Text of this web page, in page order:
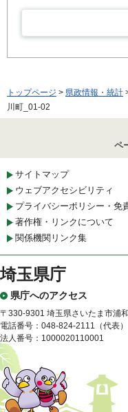
トップページ > 県政情報・統計
川町_01-02
ペ
サイトマップ
ウェブアクセシビリティ
プライバシーポリシー・免
著作権・リンクについて
関係機関リンク集
埼玉県庁
県庁へのアクセス
〒330-9301 埼玉県さいたま市浦
電話番号：048-824-2111（代表）
法人番号：1000020110001